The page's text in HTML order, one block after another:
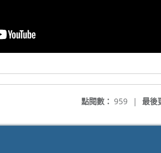
最後
點閱數： 959 |